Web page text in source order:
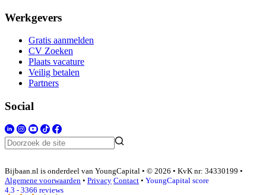
Werkgevers
Gratis aanmelden
CV Zoeken
Plaats vacature
Veilig betalen
Partners
Social
Bijbaan.nl is onderdeel van YoungCapital • © 2026 • KvK nr: 34330199 •
Algemene voorwaarden • Privacy Contact • YoungCapital score
4.3 - 3366 reviews